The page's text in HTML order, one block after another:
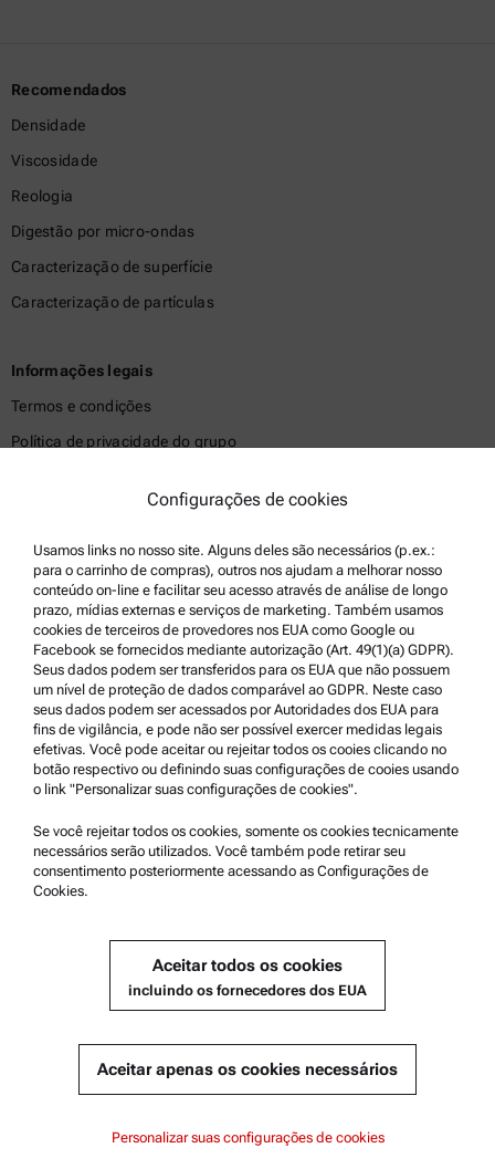
Recomendados
Densidade
Viscosidade
Reologia
Digestão por micro-ondas
Caracterização de superfície
Caracterização de partículas
Informações legais
Termos e condições
Política de privacidade do grupo
Termos de uso
Marcas registradas
Canal de denúncias
Suporte ao produto
Serviço certificado Anton Paar
Declaração de Segurança
Centros Técnicos Anton Paar
Entre em contato conosco
Informações sobre a empresa
Configurações de cookies
Usamos links no nosso site. Alguns deles são necessários (p.ex.:
para o carrinho de compras), outros nos ajudam a melhorar nosso
conteúdo on-line e facilitar seu acesso através de análise de longo
prazo, mídias externas e serviços de marketing. Também usamos
cookies de terceiros de provedores nos EUA como Google ou
Facebook se fornecidos mediante autorização (Art. 49(1)(a) GDPR).
Seus dados podem ser transferidos para os EUA que não possuem
um nível de proteção de dados comparável ao GDPR. Neste caso
seus dados podem ser acessados por Autoridades dos EUA para
fins de vigilância, e pode não ser possível exercer medidas legais
efetivas. Você pode aceitar ou rejeitar todos os cooies clicando no
botão respectivo ou definindo suas configurações de cooies usando
o link "Personalizar suas configurações de cookies".
Se você rejeitar todos os cookies, somente os cookies tecnicamente
necessários serão utilizados. Você também pode retirar seu
consentimento posteriormente acessando as Configurações de
Cookies.
Aceitar todos os cookies
incluindo os fornecedores dos EUA
Aceitar apenas os cookies necessários
Personalizar suas configurações de cookies